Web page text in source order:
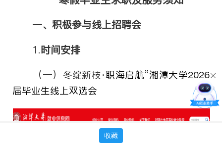
一、积极参与线上招聘会
1.时间安排
（一） 冬绽新枝·职海启航”湘潭大学2026
届毕业生线上双选会
收藏